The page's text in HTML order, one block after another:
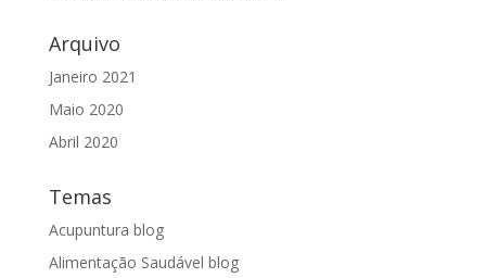
Arquivo
Janeiro 2021
Maio 2020
Abril 2020
Temas
Acupuntura blog
Alimentação Saudável blog